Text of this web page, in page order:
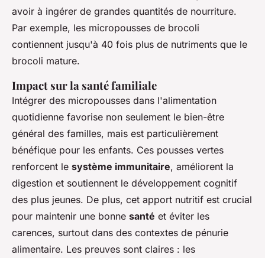
avoir à ingérer de grandes quantités de nourriture.
Par exemple, les micropousses de brocoli
contiennent jusqu'à 40 fois plus de nutriments que le
brocoli mature.
Impact sur la santé familiale
Intégrer des micropousses dans l'alimentation
quotidienne favorise non seulement le bien-être
général des familles, mais est particulièrement
bénéfique pour les enfants. Ces pousses vertes
renforcent le système immunitaire, améliorent la
digestion et soutiennent le développement cognitif
des plus jeunes. De plus, cet apport nutritif est crucial
pour maintenir une bonne santé et éviter les
carences, surtout dans des contextes de pénurie
alimentaire. Les preuves sont claires : les